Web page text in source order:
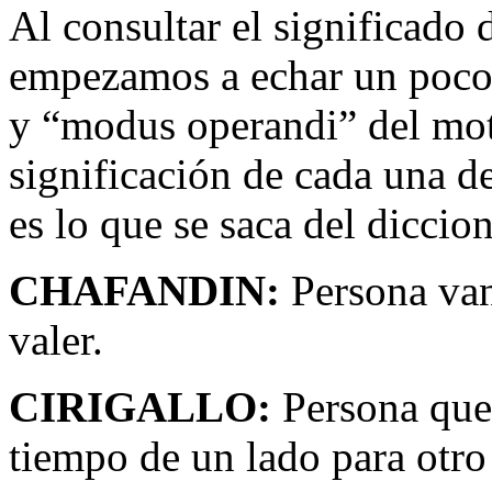
Al consultar el significado
empezamos a echar un
y “modus operandi” del
significación de cada una
es lo que se saca del
CHAFANDIN: Persona
valer.
CIRIGALLO: Persona
tiempo de un lado para